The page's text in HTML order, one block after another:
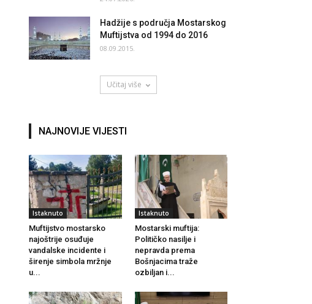
Hadžije s područja Mostarskog
Muftijstva od 1994 do 2016
08.09.2015.
Učitaj više
NAJNOVIJE VIJESTI
Istaknuto
Muftijstvo mostarsko
najoštrije osuđuje
vandalske incidente i
širenje simbola mržnje
u...
Istaknuto
Mostarski muftija:
Političko nasilje i
nepravda prema
Bošnjacima traže
ozbiljan i...